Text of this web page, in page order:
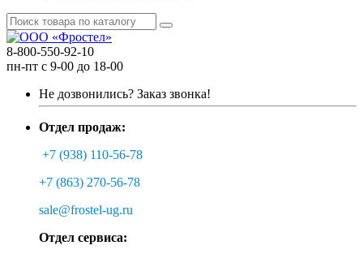
8-800-550-92-10
пн-пт с 9-00 до 18-00
Не дозвонились? Заказ звонка!
Отдел продаж:
+7 (938) 110-56-78
+7 (863) 270-56-78
sale@frostel-ug.ru
Отдел сервиса: